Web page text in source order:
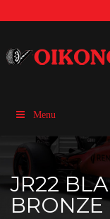
Menu
JR22
BRONZE